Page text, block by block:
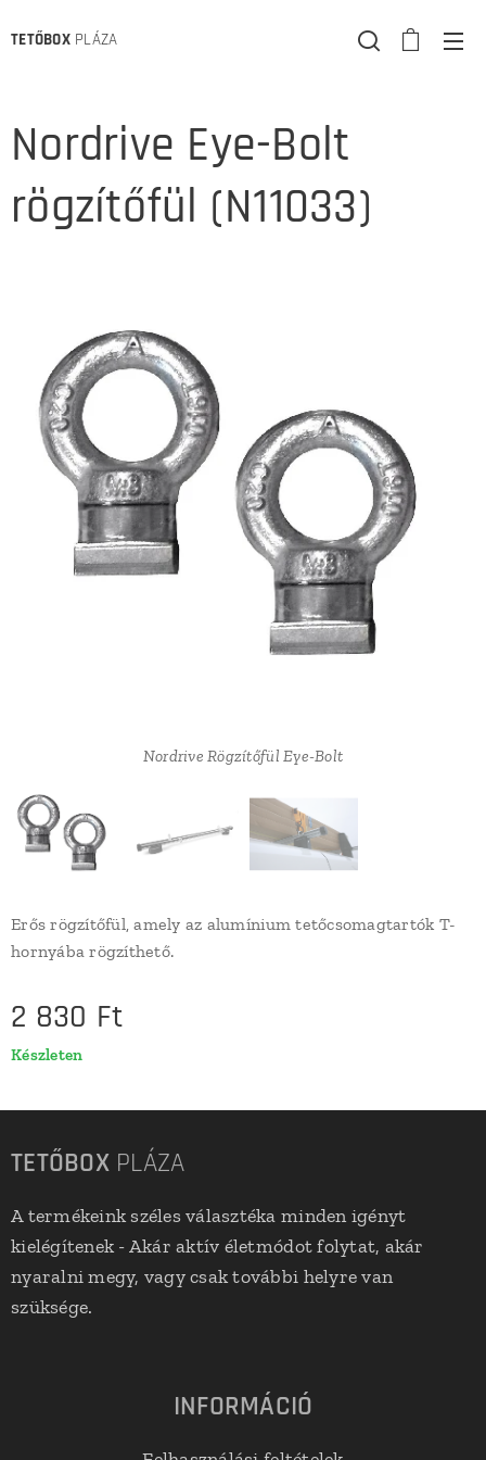
TETŐBOXPLÁZA
Nordrive Eye-Bolt
rögzítőfül (N11033)
Nordrive Rögzítőfül Eye-Bolt
Nordrive Rögzítőfül Eye-Bolt
Nordrive Rögzítőfül Eye-Bolt
Erős rögzítőfül, amely az alumínium tetőcsomagtartók T-
hornyába rögzíthető.
2 830 Ft
Készleten
TETŐBOX PLÁZA
A termékeink széles választéka minden igényt
kielégítenek - Akár aktív életmódot folytat, akár
nyaralni megy, vagy csak további helyre van
szüksége.
INFORMÁCIÓ